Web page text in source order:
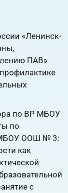
«Ленинск-
ПАВ»
по ВР МБОУ
по
МБОУ ООШ № 3:
как
с